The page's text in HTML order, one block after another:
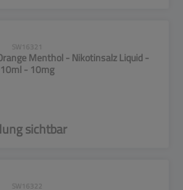
SW16321
Menthol - Nikotinsalz Liquid -
10ml - 10mg
sichtbar
SW16322